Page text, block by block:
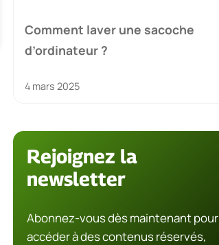
Comment laver une sacoche
d’ordinateur ?
4 mars 2025
Rejoignez la
newsletter
Abonnez-vous dès maintenant pour
accéder à des contenus réservés,